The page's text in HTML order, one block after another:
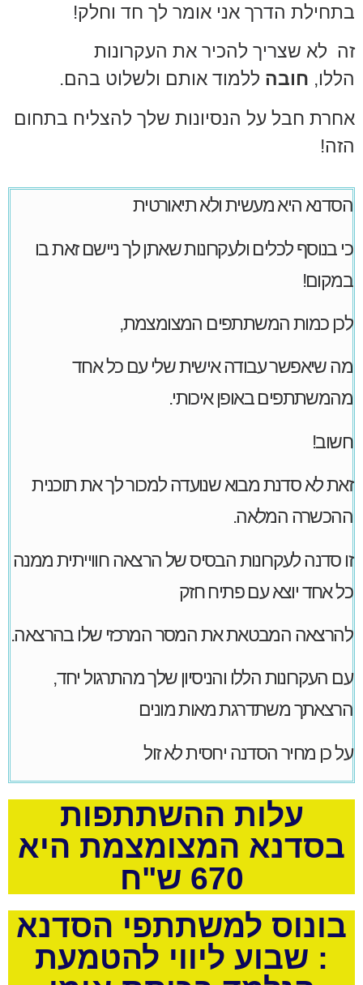
בתחילת הדרך אני אומר לך חד וחלק!
זה לא שצריך להכיר את העקרונות
הללו, חובה ללמוד אותם ולשלוט בהם.
אחרת חבל על הנסיונות שלך להצליח בתחום
הזה!
הסדנא היא מעשית ולא תיאורטית
כי בנוסף לכלים ולעקרונות שאתן לך ניישם זאת בו
במקום!
לכן כמות המשתתפים המצומצמת,
מה שיאפשר עבודה אישית שלי עם כל אחד
מהמשתתפים באופן איכותי.
חשוב!
זאת לא סדנת מבוא שנועדה למכור לך את תוכנית
ההכשרה המלאה.
זו סדנה לעקרונות הבסיס של הרצאה חווייתית ממנה
כל אחד יוצא עם פתיח חזק
להרצאה המבטאת את המסר המרכזי שלו בהרצאה.
עם העקרונות הללו והניסיון שלך מהתרגול יחד,
הרצאתך משתדרגת מאות מונים
על כן מחיר הסדנה יחסית לא זול
עלות ההשתתפות
בסדנא המצומצמת היא
670 ש"ח
בונוס למשתתפי הסדנא
: שבוע ליווי להטמעת